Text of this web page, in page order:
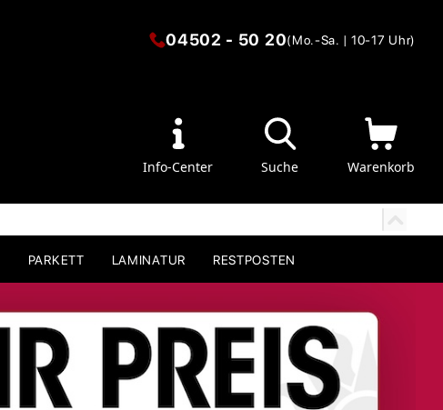
04502 - 50 20(Mo.-Sa. | 10-17 Uhr)
Info-Center Suche Warenkorb
PARKETT LAMINATUR RESTPOSTEN